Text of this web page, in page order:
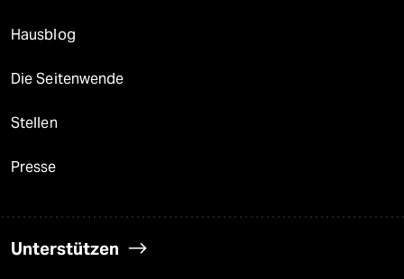
Hausblog
Die Seitenwende
Stellen
Presse
Unterstützen